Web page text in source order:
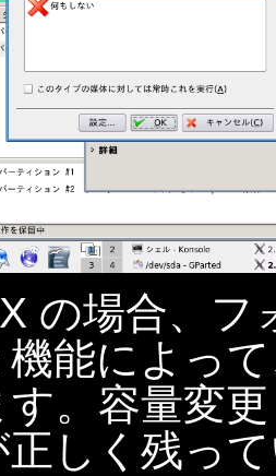
の場合、フ
能によっ
。容量変
しく残っ